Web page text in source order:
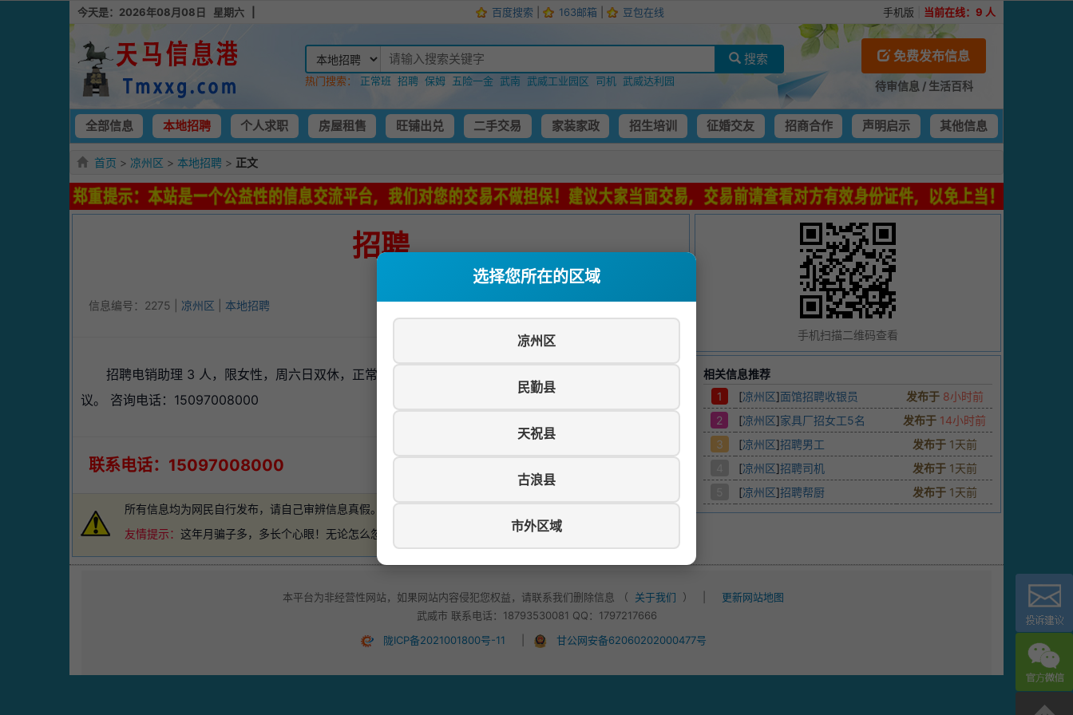
今天是：2026年08月08日 星期六 | 百度搜索 163邮箱 豆包在线 手机版 当前在线： 9 人
搜索
热门搜索： 正常班 招聘 保姆 五险一金 武南 武威工业园区 司机 武威达利园
免费发布信息
待审信息 / 生活百科
选择您所在的区域
凉州区
民勤县
天祝县
古浪县
市外区域
全部信息 本地招聘 个人求职 房屋租售 旺铺出兑 二手交易 家装家政 招生培训 征婚交友 招商合作 声明启示 其他信息
首页 > 凉州区 > 本地招聘 > 正文
招聘
信息编号：2275 | 凉州区 本地招聘 发布时间：2025-07-11 05:06:14
招聘电销助理 3 人，限女性，周六日双休，正常上下班，早九晚六，办公地点在北关十字，薪资面
议。 咨询电话：15097008000
联系电话：15097008000
所有信息均为网民自行发布，请自己审辨信息真假。 如有损失，本站概不负责
友情提示： 这年月骗子多，多长个心眼！无论怎么忽悠，不要轻易付款！
手机扫描二维码查看
相关信息推荐
1
[凉州区]面馆招聘收银员 发布于 8小时前
2
[凉州区]家具厂招女工5名 发布于 14小时前
3
[凉州区]招聘男工 发布于 1天前
[凉州区]招聘司机 发布于 1天前
[凉州区]招聘帮厨 发布于 1天前
本平台为非经营性网站，如果网站内容侵犯您权益，请联系我们删除信息 （ 关于我们 ）
更新网站地图
武威市 联系电话：18793530081 QQ：1797217666
陇ICP备2021001800号-11
甘公网安备62060202000477号